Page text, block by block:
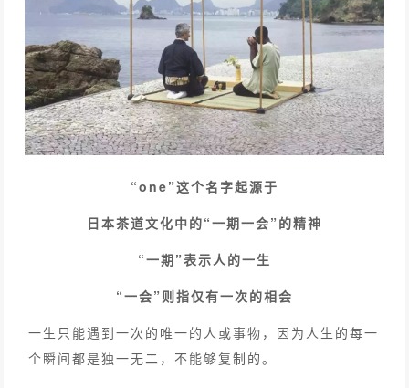
“one”这个名字起源于
日本茶道文化中的“一期一会”的精神
“一期”表示人的一生
“一会”则指仅有一次的相会
一生只能遇到一次的唯一的人或事物，因为人生的每一
个瞬间都是独一无二，不能够复制的。